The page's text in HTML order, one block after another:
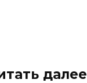
далее